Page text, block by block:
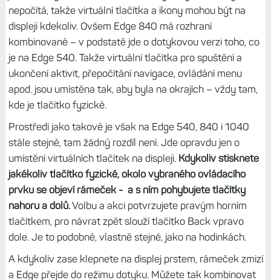
není vidět mapa, zvlášť v prostředí, které je zdrojem
odlesků (les, mraky…). A pokud jste byli dříve majiteli Edge
530, poslouží vám tlačítka velmi dobře na přechodné
období, než si zvyknete na dotyk.A pokud nechcete
používat dotyk (třeba při jízdě), můžete si ho kompletně
vypnout – a máte pak Edge 540.
Vyber si ovládání, jak ti vyhovuje
Ovšem není to tak, že uživatelské rozhraní je úplně stejné
jako na Edge 1040. Tam se totiž s fyzickými tlačítky
nepočítá, takže virtuální tlačítka a ikony mohou být na
displeji kdekoliv. Ovšem Edge 840 má rozhraní
kombinované – v podstatě jde o dotykovou verzi toho, co
je na Edge 540. Takže virtuální tlačítka pro spuštění a
ukončení aktivit, přepočítání navigace, ovládání menu
apod. jsou umístěna tak, aby byla na okrajích – vždy tam,
kde je tlačítko fyzické.